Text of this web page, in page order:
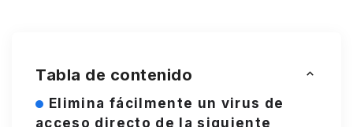
Tabla de contenido
Elimina fácilmente un virus de
acceso directo de la siguiente